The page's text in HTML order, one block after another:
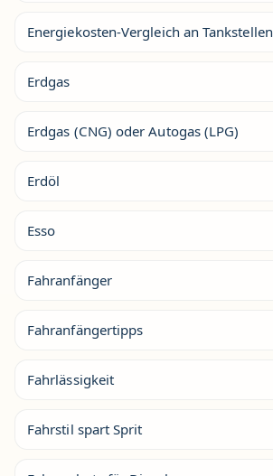
Energiekosten-Vergleich an Tankstellen
Erdgas
Erdgas (CNG) oder Autogas (LPG)
Erdöl
Esso
Fahranfänger
Fahranfängertipps
Fahrlässigkeit
Fahrstil spart Sprit